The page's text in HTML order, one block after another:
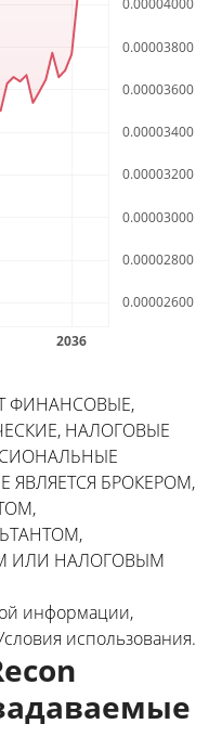
ФИНАНСОВЫЕ,
НАЛОГОВЫЕ
ЯВЛЯЕТСЯ БРОКЕРОМ,
ИЛИ НАЛОГОВЫМ
информации,
использования.